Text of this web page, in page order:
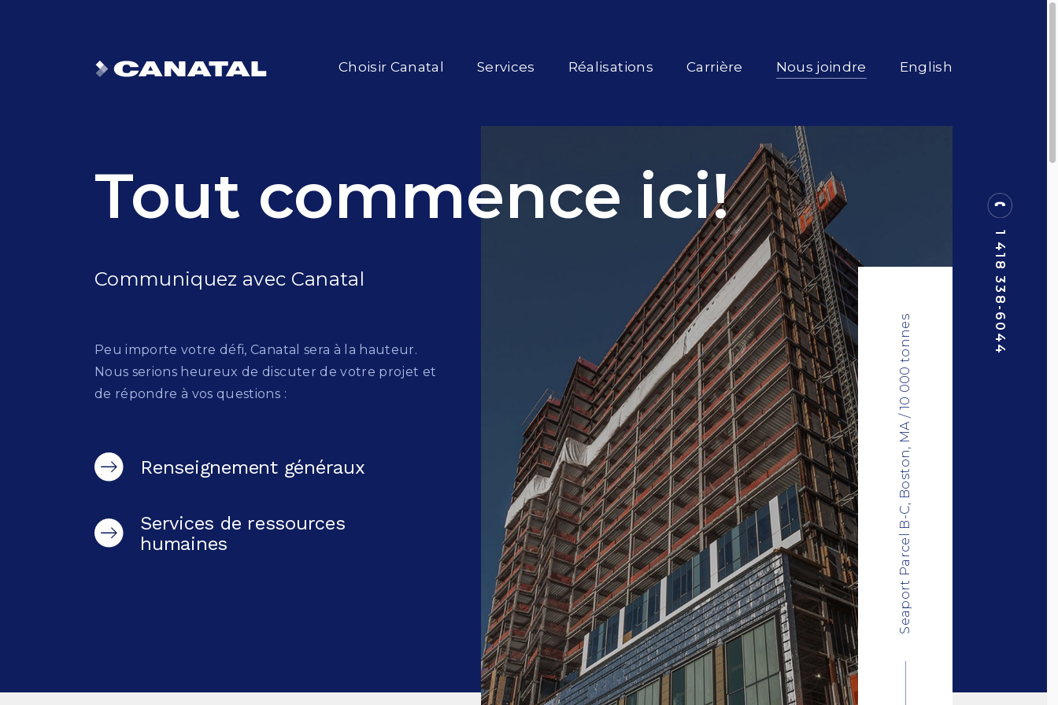
Choisir Canatal Services Réalisations Carrière Nous joindre English
Seaport Parcel B-C, Boston, MA / 10 000 tonnes
Tout commence ici!
Communiquez avec Canatal
Peu importe votre défi, Canatal sera à la hauteur.
Nous serions heureux de discuter de votre projet et
de répondre à vos questions :
Renseignement généraux
Services de ressources
humaines
1 418 338-6044